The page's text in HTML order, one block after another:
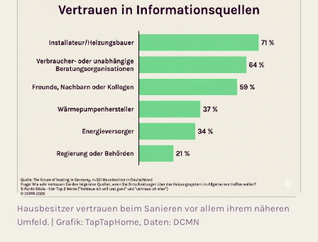
Hausbesitzer vertrauen beim Sanieren vor allem ihrem näheren
Umfeld. | Grafik: TapTapHome, Daten: DCMN